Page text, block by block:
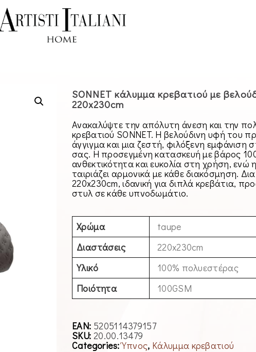
SONNET κάλυμμα κρεβατιού με
220x230cm
Ανακαλύψτε την απόλυτη άνεση και την
κρεβατιού SONNET. Η βελούδινη υφή του
άγγιγμα και μια ζεστή, φιλόξενη
σας. Η προσεγμένη κατασκευή με βάρος
ανθεκτικότητα και ευκολία στη χρήση,
ταιριάζει αρμονικά με κάθε διακόσμηση.
220x230cm, ιδανική για διπλά κρεβάτια,
στυλ σε κάθε υπνοδωμάτιο.
Χρώμα
taupe
Διαστάσεις
220x230cm
Υλικό
100% πολυεστέρας
Ποιότητα
100GSM
EAN: 5205114379157
SKU: 20.00.13479
Categories:Ύπνος, Κάλυμμα κρεβατιού